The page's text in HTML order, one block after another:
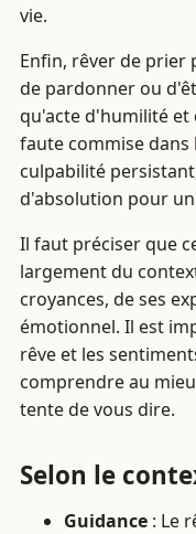
vie.
Enfin, rêver de prier
de pardonner ou
qu'acte d'humilité et
faute commise dans
culpabilité
d'absolution pour
Il faut préciser que
largement du
croyances, de ses
émotionnel. Il est
rêve et les
comprendre au
tente de vous dire.
Selon le
Guidance : Le